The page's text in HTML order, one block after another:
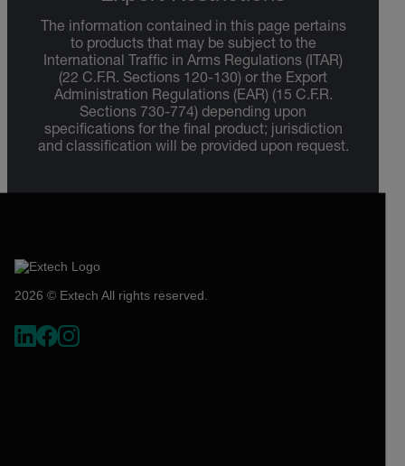
The information contained in this page pertains
to products that may be subject to the
International Traffic in Arms Regulations (ITAR)
(22 C.F.R. Sections 120-130) or the Export
Administration Regulations (EAR) (15 C.F.R.
Sections 730-774) depending upon
specifications for the final product; jurisdiction
and classification will be provided upon request.
2026 © Extech All rights reserved.